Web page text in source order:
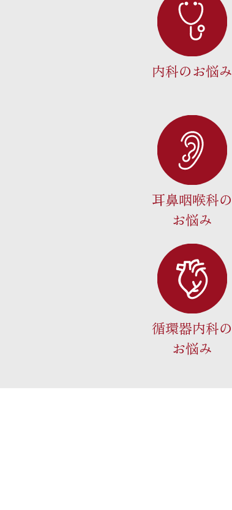
内科のお悩み
耳鼻咽喉科の
お悩み
循環器内科の
お悩み